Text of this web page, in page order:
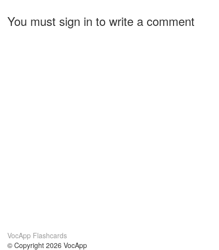
You must sign in to write a comment
VocApp Flashcards
© Copyright 2026 VocApp